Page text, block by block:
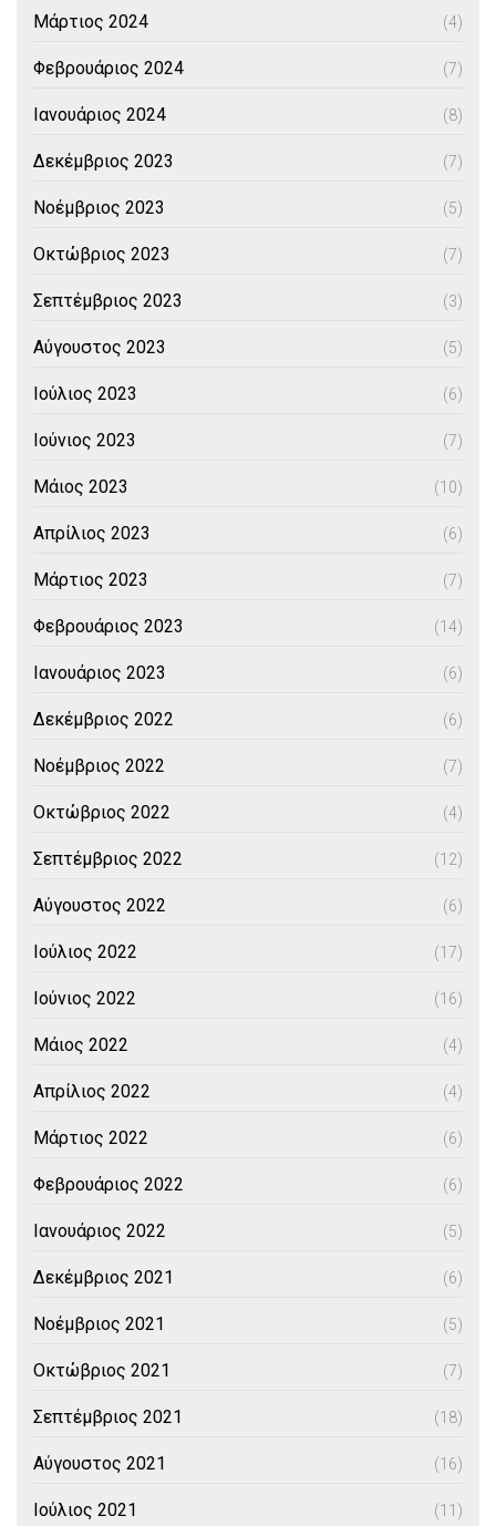
Μάρτιος 2024 (4)
Φεβρουάριος 2024 (7)
Ιανουάριος 2024 (8)
Δεκέμβριος 2023 (7)
Νοέμβριος 2023 (5)
Οκτώβριος 2023 (7)
Σεπτέμβριος 2023 (3)
Αύγουστος 2023 (5)
Ιούλιος 2023 (6)
Ιούνιος 2023 (7)
Μάιος 2023 (10)
Απρίλιος 2023 (6)
Μάρτιος 2023 (7)
Φεβρουάριος 2023 (14)
Ιανουάριος 2023 (6)
Δεκέμβριος 2022 (6)
Νοέμβριος 2022 (7)
Οκτώβριος 2022 (4)
Σεπτέμβριος 2022 (12)
Αύγουστος 2022 (6)
Ιούλιος 2022 (17)
Ιούνιος 2022 (16)
Μάιος 2022 (4)
Απρίλιος 2022 (4)
Μάρτιος 2022 (6)
Φεβρουάριος 2022 (6)
Ιανουάριος 2022 (5)
Δεκέμβριος 2021 (6)
Νοέμβριος 2021 (5)
Οκτώβριος 2021 (7)
Σεπτέμβριος 2021 (18)
Αύγουστος 2021 (16)
Ιούλιος 2021 (11)